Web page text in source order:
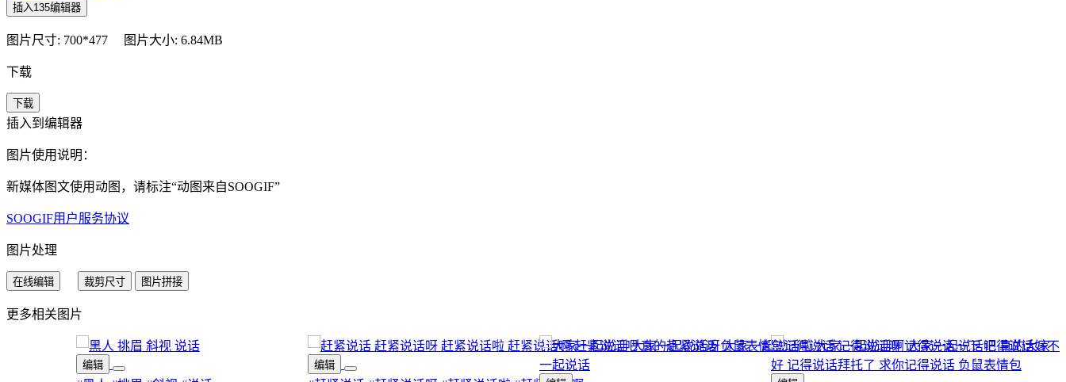
插入135编辑器
图片尺寸: 700*477 图片大小: 6.84MB
下载
下载
插入到编辑器
图片使用说明：
新媒体图文使用动图，请标注“动图来自SOOGIF”
SOOGIF用户服务协议
图片处理
在线编辑 裁剪尺寸 图片拼接
更多相关图片
编辑 编辑